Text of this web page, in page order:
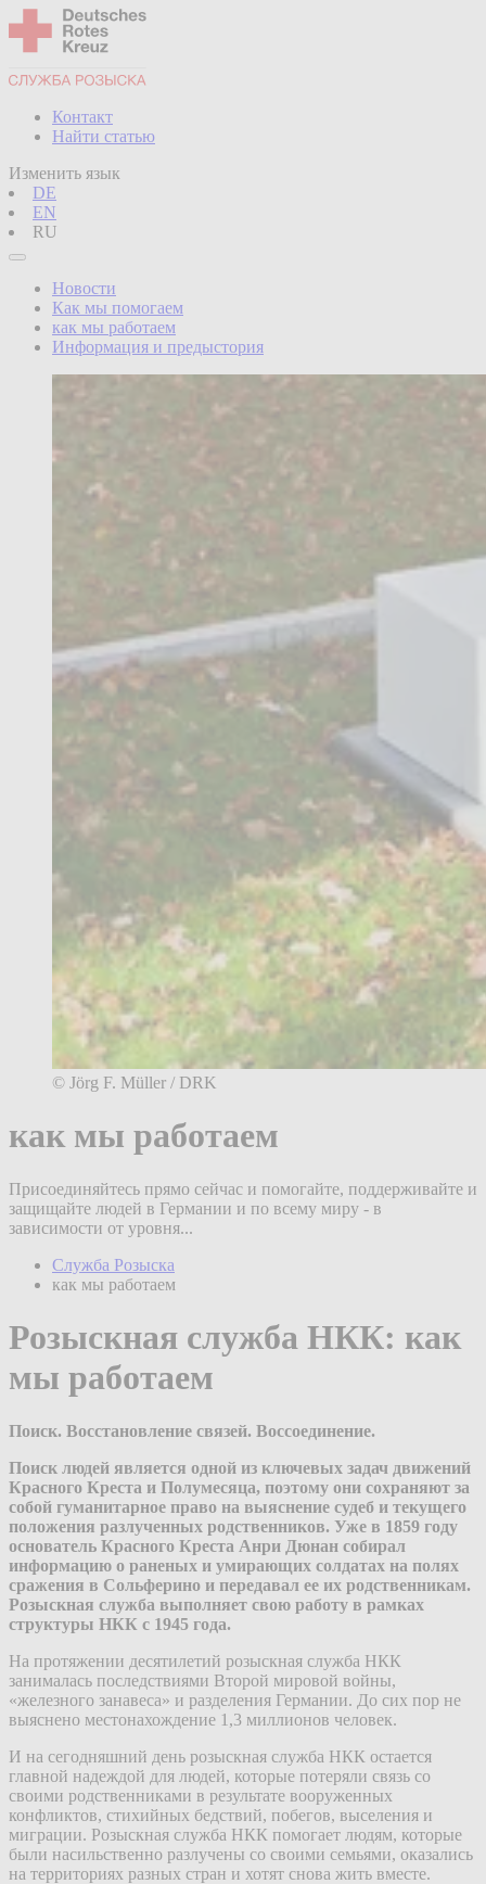
Контакт
Найти статью
Изменить язык
DE
EN
RU
Новости
Как мы помогаем
как мы работаем
Информация и предыстория
© Jörg F. Müller / DRK
как мы работаем
Присоединяйтесь прямо сейчас и помогайте, поддерживайте и
защищайте людей в Германии и по всему миру - в
зависимости от уровня...
Служба Розыска
как мы работаем
Розыскная служба НКК: как
мы работаем
Поиск. Восстановление связей. Воссоединение.
Поиск людей является одной из ключевых задач движений
Красного Креста и Полумесяца, поэтому они сохраняют за
собой гуманитарное право на выяснение судеб и текущего
положения разлученных родственников. Уже в 1859 году
основатель Красного Креста Анри Дюнан собирал
информацию о раненых и умирающих солдатах на полях
сражения в Сольферино и передавал ее их родственникам.
Розыскная служба выполняет свою работу в рамках
структуры НКК с 1945 года.
На протяжении десятилетий розыскная служба НКК
занималась последствиями Второй мировой войны,
«железного занавеса» и разделения Германии. До сих пор не
выяснено местонахождение 1,3 миллионов человек.
И на сегодняшний день розыскная служба НКК остается
главной надеждой для людей, которые потеряли связь со
своими родственниками в результате вооруженных
конфликтов, стихийных бедствий, побегов, выселения и
миграции. Розыскная служба НКК помогает людям, которые
были насильственно разлучены со своими семьями, оказались
на территориях разных стран и хотят снова жить вместе.